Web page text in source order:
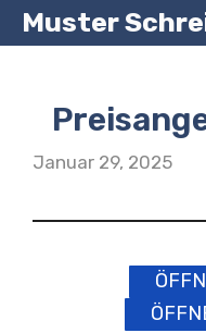
ZumMuster
Januar 29, 2025